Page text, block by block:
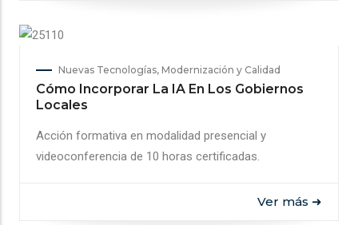
Nuevas Tecnologías, Modernización y Calidad
Cómo Incorporar La IA En Los Gobiernos
Locales
Acción formativa en modalidad presencial y
videoconferencia de 10 horas certificadas.
Ver más ➜